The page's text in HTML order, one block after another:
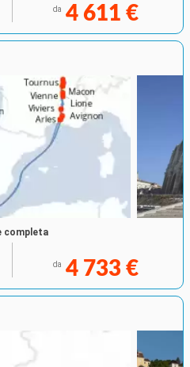
da 4 611 €
completa
da 4 733 €